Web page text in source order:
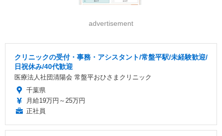
advertisement
クリニックの受付・事務・アシスタント/常盤平駅/未経験歓迎/
日祝休み/40代歓迎
医療法人社団清陽会 常盤平おひさまクリニック
千葉県
月給19万円～25万円
正社員